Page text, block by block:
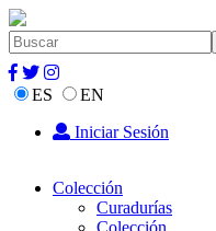
ES
EN
Iniciar Sesión
Colección
Curadurías
Colección